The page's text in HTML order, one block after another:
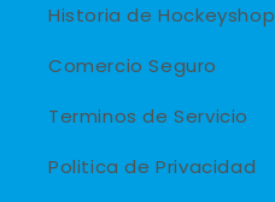
Historia de Hockeyshop
Comercio Seguro
Terminos de Servicio
Politica de Privacidad